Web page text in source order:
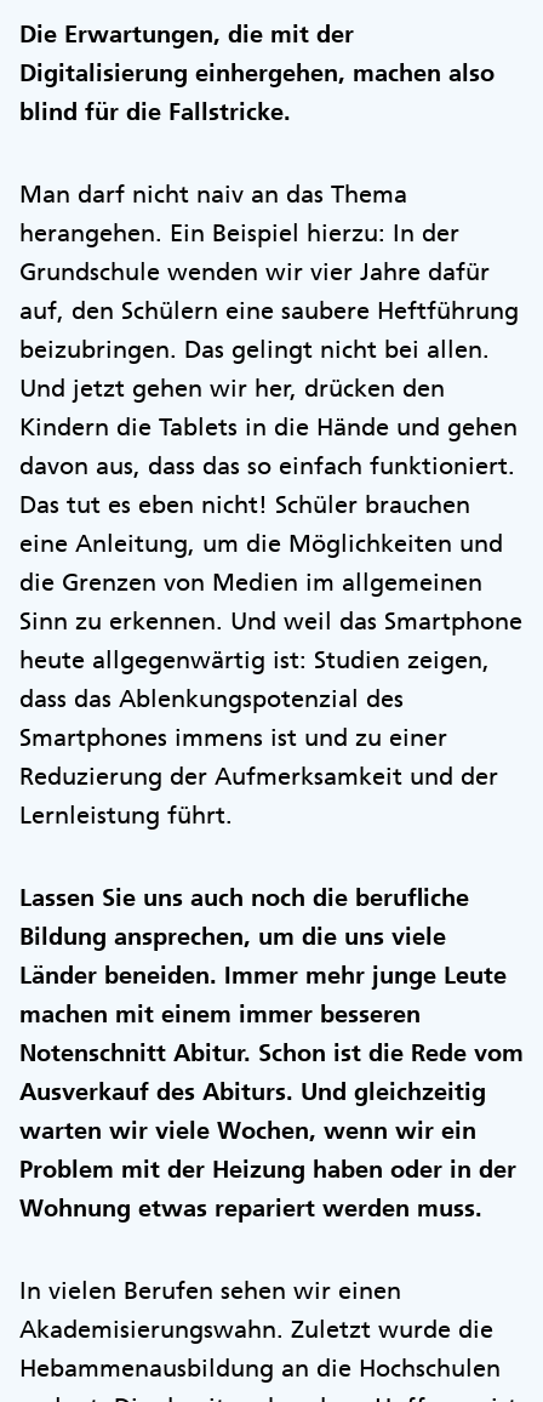
Die Erwartungen, die mit der
Digitalisierung einhergehen, machen also
blind für die Fallstricke.
Man darf nicht naiv an das Thema
herangehen. Ein Beispiel hierzu: In der
Grundschule wenden wir vier Jahre dafür
auf, den Schülern eine saubere Heftführung
beizubringen. Das gelingt nicht bei allen.
Und jetzt gehen wir her, drücken den
Kindern die Tablets in die Hände und gehen
davon aus, dass das so einfach funktioniert.
Das tut es eben nicht! Schüler brauchen
eine Anleitung, um die Möglichkeiten und
die Grenzen von Medien im allgemeinen
Sinn zu erkennen. Und weil das Smartphone
heute allgegenwärtig ist: Studien zeigen,
dass das Ablenkungspotenzial des
Smartphones immens ist und zu einer
Reduzierung der Aufmerksamkeit und der
Lernleistung führt.
Lassen Sie uns auch noch die berufliche
Bildung ansprechen, um die uns viele
Länder beneiden. Immer mehr junge Leute
machen mit einem immer besseren
Notenschnitt Abitur. Schon ist die Rede vom
Ausverkauf des Abiturs. Und gleichzeitig
warten wir viele Wochen, wenn wir ein
Problem mit der Heizung haben oder in der
Wohnung etwas repariert werden muss.
In vielen Berufen sehen wir einen
Akademisierungswahn. Zuletzt wurde die
Hebammenausbildung an die Hochschulen